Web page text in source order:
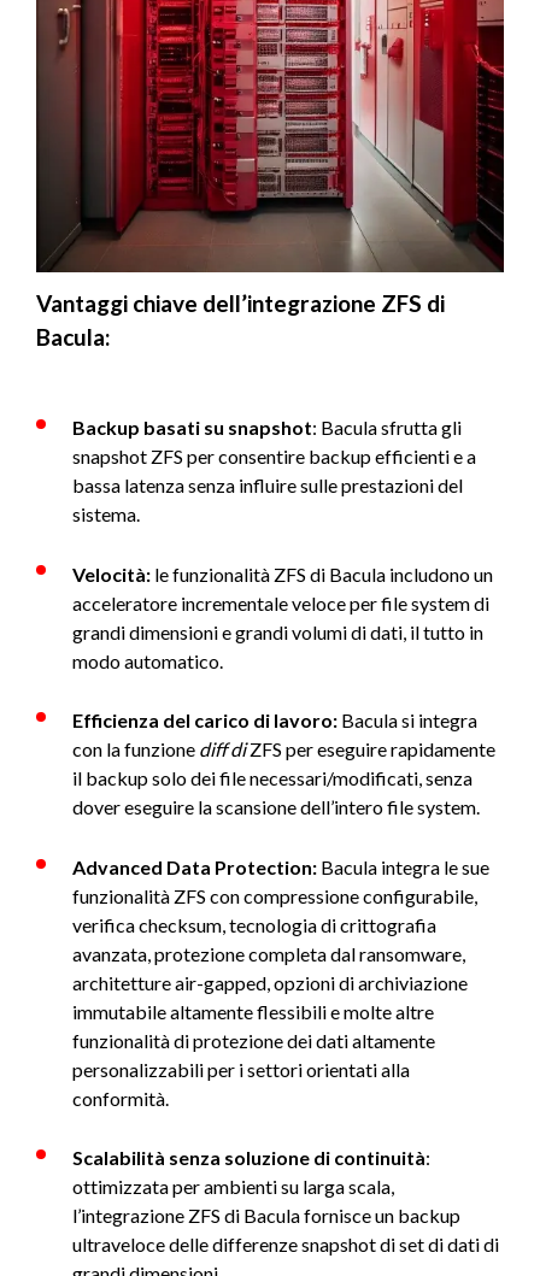
Vantaggi chiave dell’integrazione ZFS di
Bacula:
Backup basati su snapshot: Bacula sfrutta gli
snapshot ZFS per consentire backup efficienti e a
bassa latenza senza influire sulle prestazioni del
sistema.
Velocità: le funzionalità ZFS di Bacula includono un
acceleratore incrementale veloce per file system di
grandi dimensioni e grandi volumi di dati, il tutto in
modo automatico.
Efficienza del carico di lavoro: Bacula si integra
con la funzione diff diZFS per eseguire rapidamente
il backup solo dei file necessari/modificati, senza
dover eseguire la scansione dell’intero file system.
Advanced Data Protection: Bacula integra le sue
funzionalità ZFS con compressione configurabile,
verifica checksum, tecnologia di crittografia
avanzata, protezione completa dal ransomware,
architetture air-gapped, opzioni di archiviazione
immutabile altamente flessibili e molte altre
funzionalità di protezione dei dati altamente
personalizzabili per i settori orientati alla
conformità.
Scalabilità senza soluzione di continuità:
ottimizzata per ambienti su larga scala,
l’integrazione ZFS di Bacula fornisce un backup
ultraveloce delle differenze snapshot di set di dati di